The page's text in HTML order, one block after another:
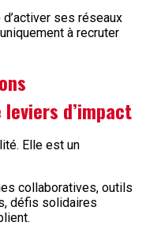
ses réseaux
à recruter
d’impact
Elle est un
collaboratives, outils
défis solidaires